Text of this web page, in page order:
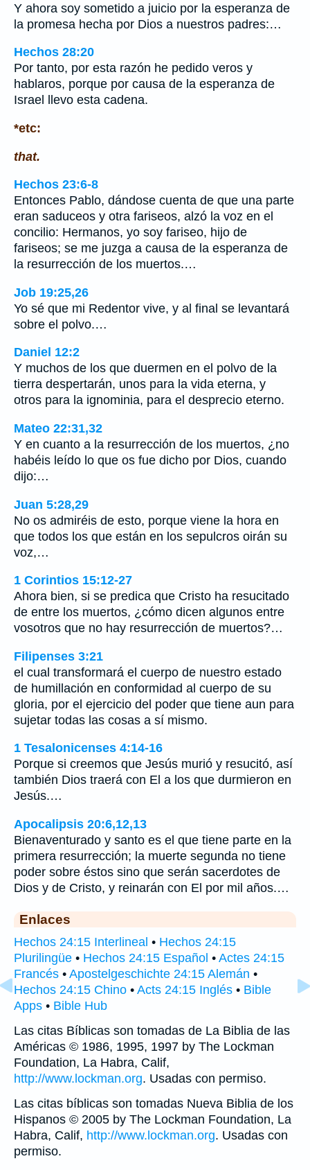
Y ahora soy sometido a juicio por la esperanza de
la promesa hecha por Dios a nuestros padres:…
Hechos 28:20
Por tanto, por esta razón he pedido veros y
hablaros, porque por causa de la esperanza de
Israel llevo esta cadena.
*etc:
that.
Hechos 23:6-8
Entonces Pablo, dándose cuenta de que una parte
eran saduceos y otra fariseos, alzó la voz en el
concilio: Hermanos, yo soy fariseo, hijo de
fariseos; se me juzga a causa de la esperanza de
la resurrección de los muertos.…
Job 19:25,26
Yo sé que mi Redentor vive, y al final se levantará
sobre el polvo.…
Daniel 12:2
Y muchos de los que duermen en el polvo de la
tierra despertarán, unos para la vida eterna, y
otros para la ignominia, para el desprecio eterno.
Mateo 22:31,32
Y en cuanto a la resurrección de los muertos, ¿no
habéis leído lo que os fue dicho por Dios, cuando
dijo:…
Juan 5:28,29
No os admiréis de esto, porque viene la hora en
que todos los que están en los sepulcros oirán su
voz,…
1 Corintios 15:12-27
Ahora bien, si se predica que Cristo ha resucitado
de entre los muertos, ¿cómo dicen algunos entre
vosotros que no hay resurrección de muertos?…
Filipenses 3:21
el cual transformará el cuerpo de nuestro estado
de humillación en conformidad al cuerpo de su
gloria, por el ejercicio del poder que tiene aun para
sujetar todas las cosas a sí mismo.
1 Tesalonicenses 4:14-16
Porque si creemos que Jesús murió y resucitó, así
también Dios traerá con El a los que durmieron en
Jesús.…
Apocalipsis 20:6,12,13
Bienaventurado y santo es el que tiene parte en la
primera resurrección; la muerte segunda no tiene
poder sobre éstos sino que serán sacerdotes de
Dios y de Cristo, y reinarán con El por mil años.…
Enlaces
Hechos 24:15 Interlineal • Hechos 24:15
Plurilingüe • Hechos 24:15 Español • Actes 24:15
Francés • Apostelgeschichte 24:15 Alemán •
Hechos 24:15 Chino • Acts 24:15 Inglés • Bible
Apps • Bible Hub
Las citas Bíblicas son tomadas de La Biblia de las
Américas © 1986, 1995, 1997 by The Lockman
Foundation, La Habra, Calif,
http://www.lockman.org. Usadas con permiso.
Las citas bíblicas son tomadas Nueva Biblia de los
Hispanos © 2005 by The Lockman Foundation, La
Habra, Calif, http://www.lockman.org. Usadas con
permiso.